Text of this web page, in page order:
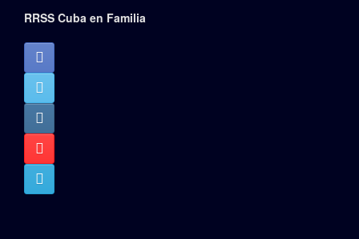
RRSS Cuba en Familia